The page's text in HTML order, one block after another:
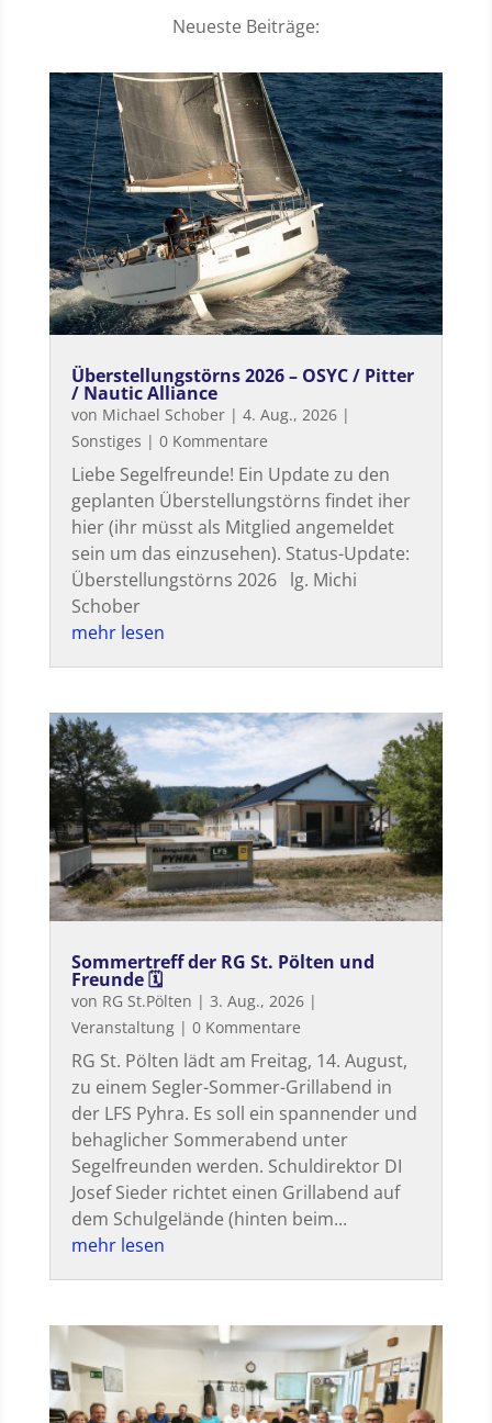
Neueste Beiträge:
Überstellungstörns 2026 – OSYC / Pitter
/ Nautic Alliance
von Michael Schober| 4. Aug., 2026|
Sonstiges | 0 Kommentare
Liebe Segelfreunde! Ein Update zu den
geplanten Überstellungstörns findet iher
hier (ihr müsst als Mitglied angemeldet
sein um das einzusehen). Status-Update:
Überstellungstörns 2026 lg. Michi
Schober
mehr lesen
Sommertreff der RG St. Pölten und
Freunde 🗓
von RG St.Pölten | 3. Aug., 2026|
Veranstaltung| 0 Kommentare
RG St. Pölten lädt am Freitag, 14. August,
zu einem Segler-Sommer-Grillabend in
der LFS Pyhra. Es soll ein spannender und
behaglicher Sommerabend unter
Segelfreunden werden. Schuldirektor DI
Josef Sieder richtet einen Grillabend auf
dem Schulgelände (hinten beim...
mehr lesen